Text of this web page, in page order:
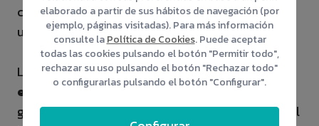
calvicie total, sino que el cabello se queda con
un aspecto lacio, sin vida y con poca densidad.
La causa de este tipo de alopeciason las
endocrinas, esto es, un problema en las
glándulas tiroideas como el hipertiroidismo o el
elaborado a partir de sus hábitos de navegación (por
ejemplo, páginas visitadas). Para más información
consulte laPolítica de Cookies. Puede aceptar
todas las cookies pulsando el botón "Permitir todo",
rechazar su uso pulsando el botón "Rechazar todo"
o configurarlas pulsando el botón "Configurar".